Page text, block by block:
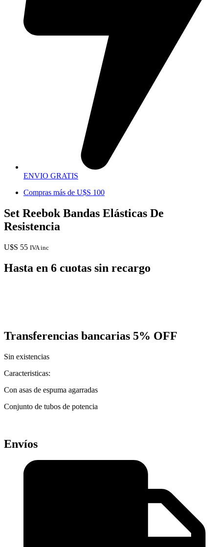
ENVIO GRATIS
Compras más de U$S 100
Set Reebok Bandas Elásticas De
Resistencia
U$S 55 IVA inc
Hasta en 6 cuotas sin recargo
Transferencias bancarias 5% OFF
Sin existencias
Caracteristicas:
Con asas de espuma agarradas
Conjunto de tubos de potencia
Envíos